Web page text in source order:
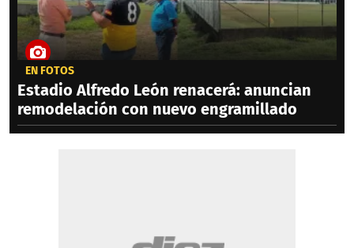
EN FOTOS
Estadio Alfredo León renacerá: anuncian
remodelación con nuevo engramillado